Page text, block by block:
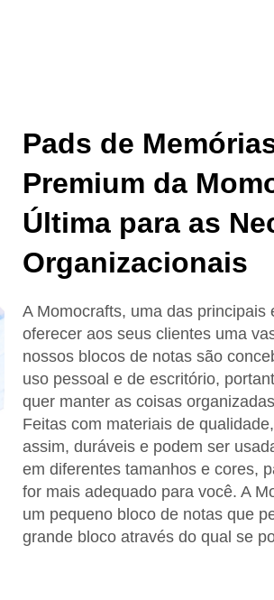
Pads de
Premium da
Última para as
Organizacionais
A Momocrafts, uma das
oferecer aos seus clientes uma
nossos blocos de notas são
uso pessoal e de escritório,
quer manter as coisas
Feitas com materiais de
assim, duráveis e podem ser
em diferentes tamanhos e cores,
for mais adequado para você. A
um pequeno bloco de notas que
grande bloco através do qual se